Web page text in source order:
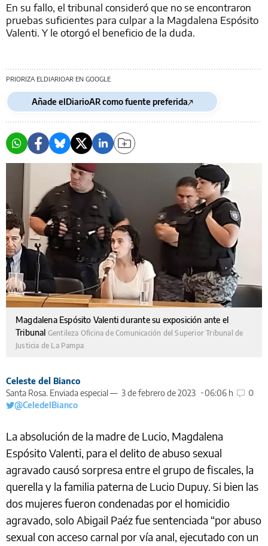
En su fallo, el tribunal consideró que no se encontraron
pruebas suficientes para culpar a la Magdalena Espósito
Valenti. Y le otorgó el beneficio de la duda.
PRIORIZA ELDIARIOAR EN GOOGLE
Añade elDiarioAR como fuente preferida
Magdalena Espósito Valenti durante su exposición ante el
Tribunal Gentileza Oficina de Comunicación del Superior Tribunal de
Justicia de La Pampa
Celeste del Bianco
Santa Rosa. Enviada especial — 3 de febrero de 2023 06:06 h
0
@CeledelBianco
La absolución de la madre de Lucio, Magdalena
Espósito Valenti, para el delito de abuso sexual
agravado causó sorpresa entre el grupo de fiscales, la
querella y la familia paterna de Lucio Dupuy. Si bien las
dos mujeres fueron condenadas por el homicidio
agravado, solo Abigail Paéz fue sentenciada “por abuso
sexual con acceso carnal por vía anal, ejecutado con un